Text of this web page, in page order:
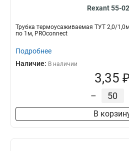
Rexant 55-
Трубка термоусаживаемая ТУТ 2,0/
по 1м, PROconnect
Подробнее
Наличие: В наличии
3,35 ₽
–
В